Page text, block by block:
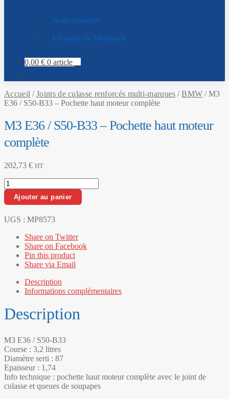
Nous contacter
L’Equipe de Mécaparts
0,00 € 0 article
Accueil /Joints de culasse renforcés multi-marques /BMW /M3
E36 / S50-B33 – Pochette haut moteur complète
M3 E36 / S50-B33 – Pochette haut moteur
complète
202,73 € HT
quantité
de
M3
/
B33
Pochette
haut
complète
Ajouter au panier
UGS : MP8573
Share on Twitter
Share on Facebook
Pin this product
Share via Email
Description
Informations complémentaires
Description
M3 E36 / S50-B33
Course : 3,2 litres
Diamètre serti : 87
Epaisseur : 1,74
Info technique : pochette haut moteur complète avec le joint de
culasse et queues de soupapes